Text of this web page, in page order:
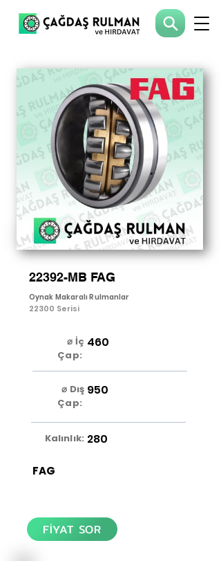
22392-MB FAG
Oynak Makaralı Rulmanlar
22300 Serisi
⌀ İç
Çap:
460
⌀ Dış
Çap:
950
Kalınlık: 280
FAG
FİYAT SOR